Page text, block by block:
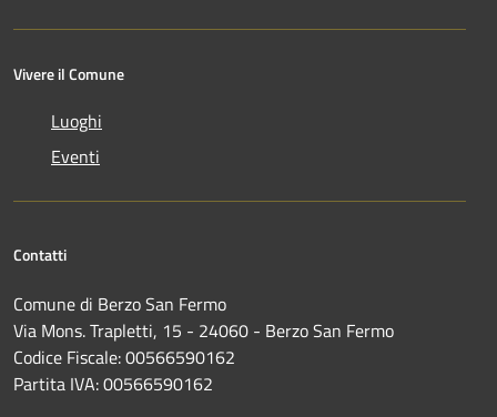
Vivere il Comune
Luoghi
Eventi
Contatti
Comune di Berzo San Fermo
Via Mons. Trapletti, 15 - 24060 - Berzo San Fermo
Codice Fiscale: 00566590162
Partita IVA: 00566590162